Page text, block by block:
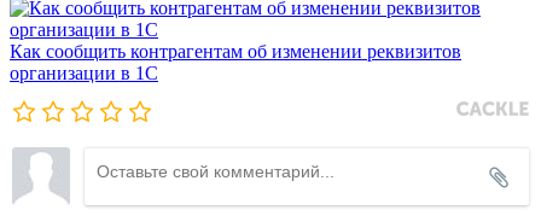
Как сообщить контрагентам об изменении реквизитов
организации в 1C